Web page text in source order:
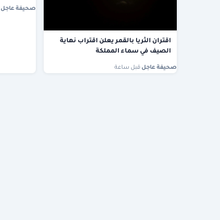
اقتران الثريا بالقمر يعلن اقتراب نهاية
الصيف في سماء المملكة
صحيفة عاجل قبل ساعة
صحيفة عاجل